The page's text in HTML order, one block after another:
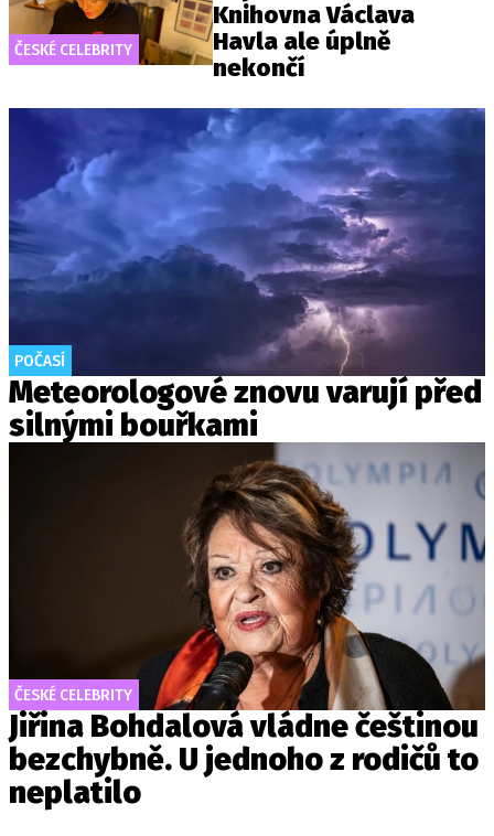
ČESKÉ CELEBRITY
Knihovna Václava
Havla ale úplně
nekončí
POČASÍ
Meteorologové znovu varují před
silnými bouřkami
ČESKÉ CELEBRITY
Jiřina Bohdalová vládne češtinou
bezchybně. U jednoho z rodičů to
neplatilo